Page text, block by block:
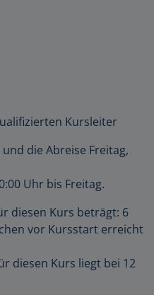
Kursleiter
die Abreise Freitag,
Uhr bis Freitag.
diesen Kurs beträgt: 6
vor Kursstart erreicht
diesen Kurs liegt bei 12